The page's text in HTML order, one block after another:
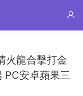
火龍合擊打金
PC安卓蘋果三